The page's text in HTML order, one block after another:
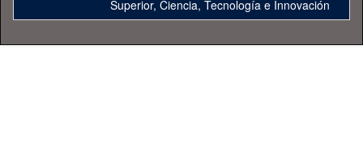
Superior, Ciencia, Tecnología e Innovación